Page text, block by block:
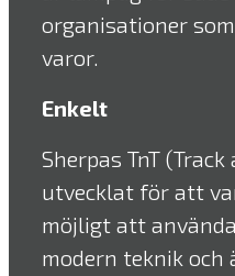
organisationer
varor.
Enkelt
Sherpas TnT (Track
utvecklat för att
möjligt att
modern teknik och